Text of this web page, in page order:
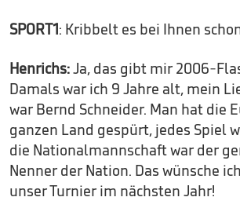
SPORT1: Kribbelt es bei Ihnen
Henrichs:Ja, das gibt mir 2006-
Damals war ich 9 Jahre alt, mein
war Bernd Schneider. Man hat die
ganzen Land gespürt, jedes Spiel
die Nationalmannschaft war der
Nenner der Nation. Das wünsche
unser Turnier im nächsten Jahr!